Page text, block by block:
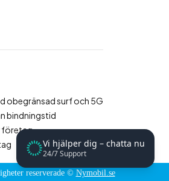
Vi hjälper dig – chatta nu
24/7 Support
obegränsad surf och 5G
bindningstid
företag
reserverade © Nymobil.se